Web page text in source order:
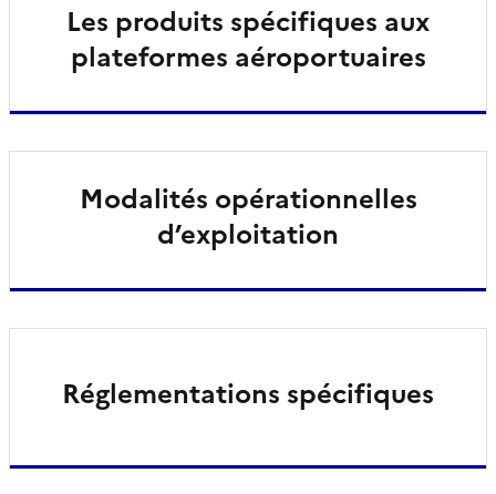
Les produits spécifiques aux
plateformes aéroportuaires
Modalités opérationnelles
d’exploitation
Réglementations spécifiques